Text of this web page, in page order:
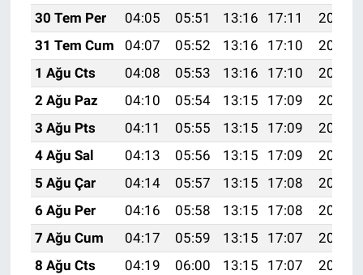
30 Tem Per
04:05 05:51 13:16 17:11
20:30
31 Tem Cum
04:07 05:52 13:16 17:10
20:29
1 Ağu Cts
04:08 05:53 13:16 17:10
20:28
2 Ağu Paz
04:10 05:54 13:15 17:09
20:27
3 Ağu Pts
04:11 05:55 13:15 17:09
20:26
4 Ağu Sal
04:13 05:56 13:15 17:09
20:25
5 Ağu Çar
04:14 05:57 13:15 17:08
20:24
6 Ağu Per
04:16 05:58 13:15 17:08
20:23
7 Ağu Cum
04:17 05:59 13:15 17:07
20:21
8 Ağu Cts
04:19 06:00 13:15 17:07
20:20